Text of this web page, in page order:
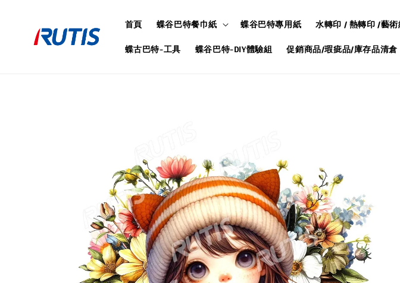
首頁 蝶谷巴特餐巾紙 蝶谷巴特專用紙 水轉印 / 熱轉印 /藝
蝶古巴特-工具
蝶谷巴特-DIY體驗組 促銷商品/瑕疵品/庫存品清倉